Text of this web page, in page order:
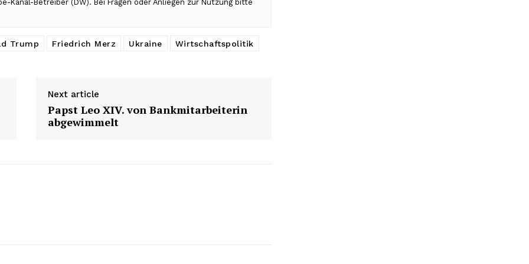
Kanal-Betreiber (DW). Bei Fragen oder Anliegen zur Nutzung bitte
Trump Friedrich Merz Ukraine Wirtschaftspolitik
Next article
Papst Leo XIV. von Bankmitarbeiterin
abgewimmelt